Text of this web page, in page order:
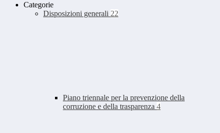
Categorie
Disposizioni generali 22
Piano triennale per la prevenzione della
corruzione e della trasparenza 4